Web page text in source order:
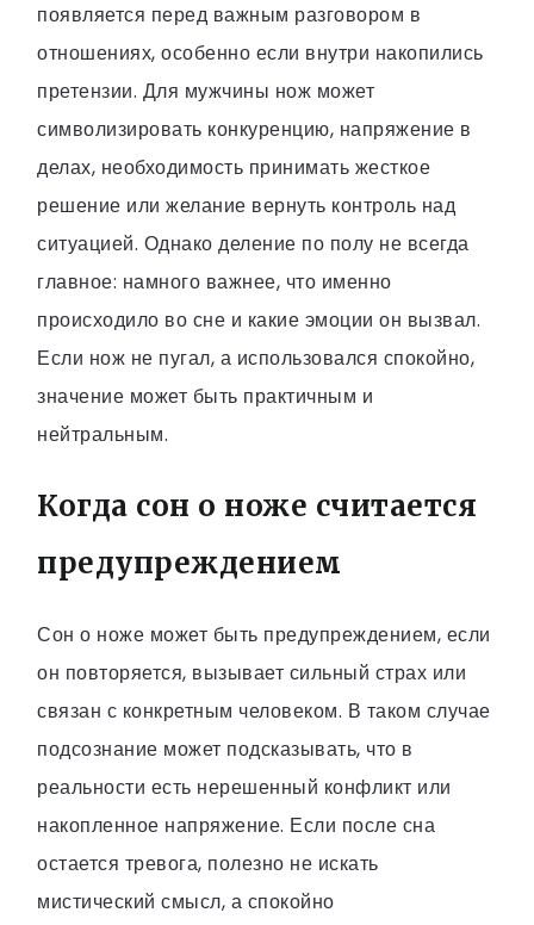
появляется перед важным разговором в
отношениях, особенно если внутри накопились
претензии. Для мужчины нож может
символизировать конкуренцию, напряжение в
делах, необходимость принимать жесткое
решение или желание вернуть контроль над
ситуацией. Однако деление по полу не всегда
главное: намного важнее, что именно
происходило во сне и какие эмоции он вызвал.
Если нож не пугал, а использовался спокойно,
значение может быть практичным и
нейтральным.
Когда сон о ноже считается
предупреждением
Сон о ноже может быть предупреждением, если
он повторяется, вызывает сильный страх или
связан с конкретным человеком. В таком случае
подсознание может подсказывать, что в
реальности есть нерешенный конфликт или
накопленное напряжение. Если после сна
остается тревога, полезно не искать
мистический смысл, а спокойно